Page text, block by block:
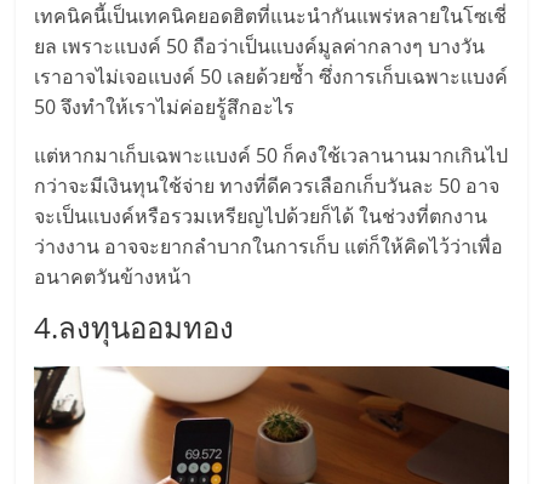
สา
ขา
แฟ
รน
ไชส์,
ศูนย์
รวม
เทคนิคนี้เป็นเทคนิคยอดฮิตที่แนะนำกันแพร่หลายในโซเชี่
ยล เพราะแบงค์ 50 ถือว่าเป็นแบงค์มูลค่ากลางๆ บางวัน
เราอาจไม่เจอแบงค์ 50 เลยด้วยซ้ำ ซึ่งการเก็บเฉพาะแบงค์
50 จึงทำให้เราไม่ค่อยรู้สึกอะไร
แต่หากมาเก็บเฉพาะแบงค์ 50 ก็คงใช้เวลานานมากเกินไป
กว่าจะมีเงินทุนใช้จ่าย ทางที่ดีควรเลือกเก็บวันละ 50 อาจ
จะเป็นแบงค์หรือรวมเหรียญไปด้วยก็ได้ ในช่วงที่ตกงาน
ว่างงาน อาจจะยากลำบากในการเก็บ แต่ก็ให้คิดไว้ว่าเพื่อ
อนาคตวันข้างหน้า
4.ลงทุนออมทอง